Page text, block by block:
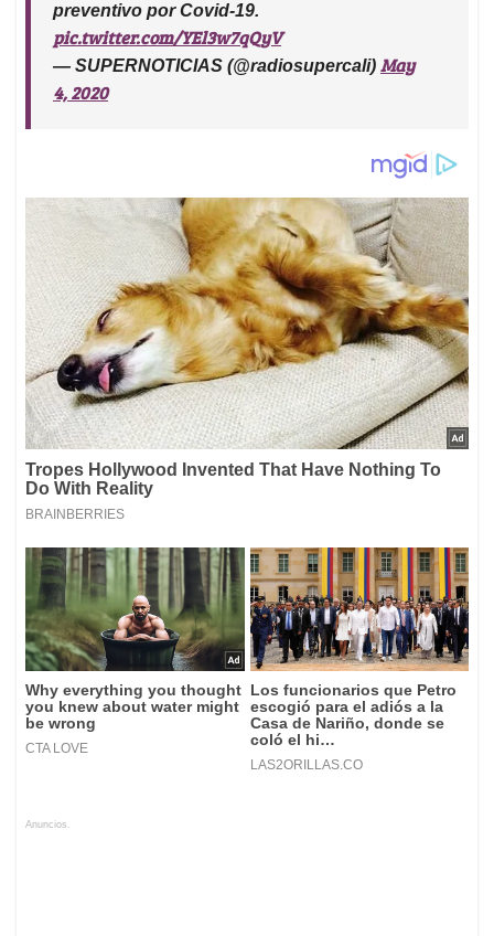
preventivo por Covid-19.
pic.twitter.com/YEl3w7qQyV
— SUPERNOTICIAS (@radiosupercali) May
4, 2020
Anuncios.